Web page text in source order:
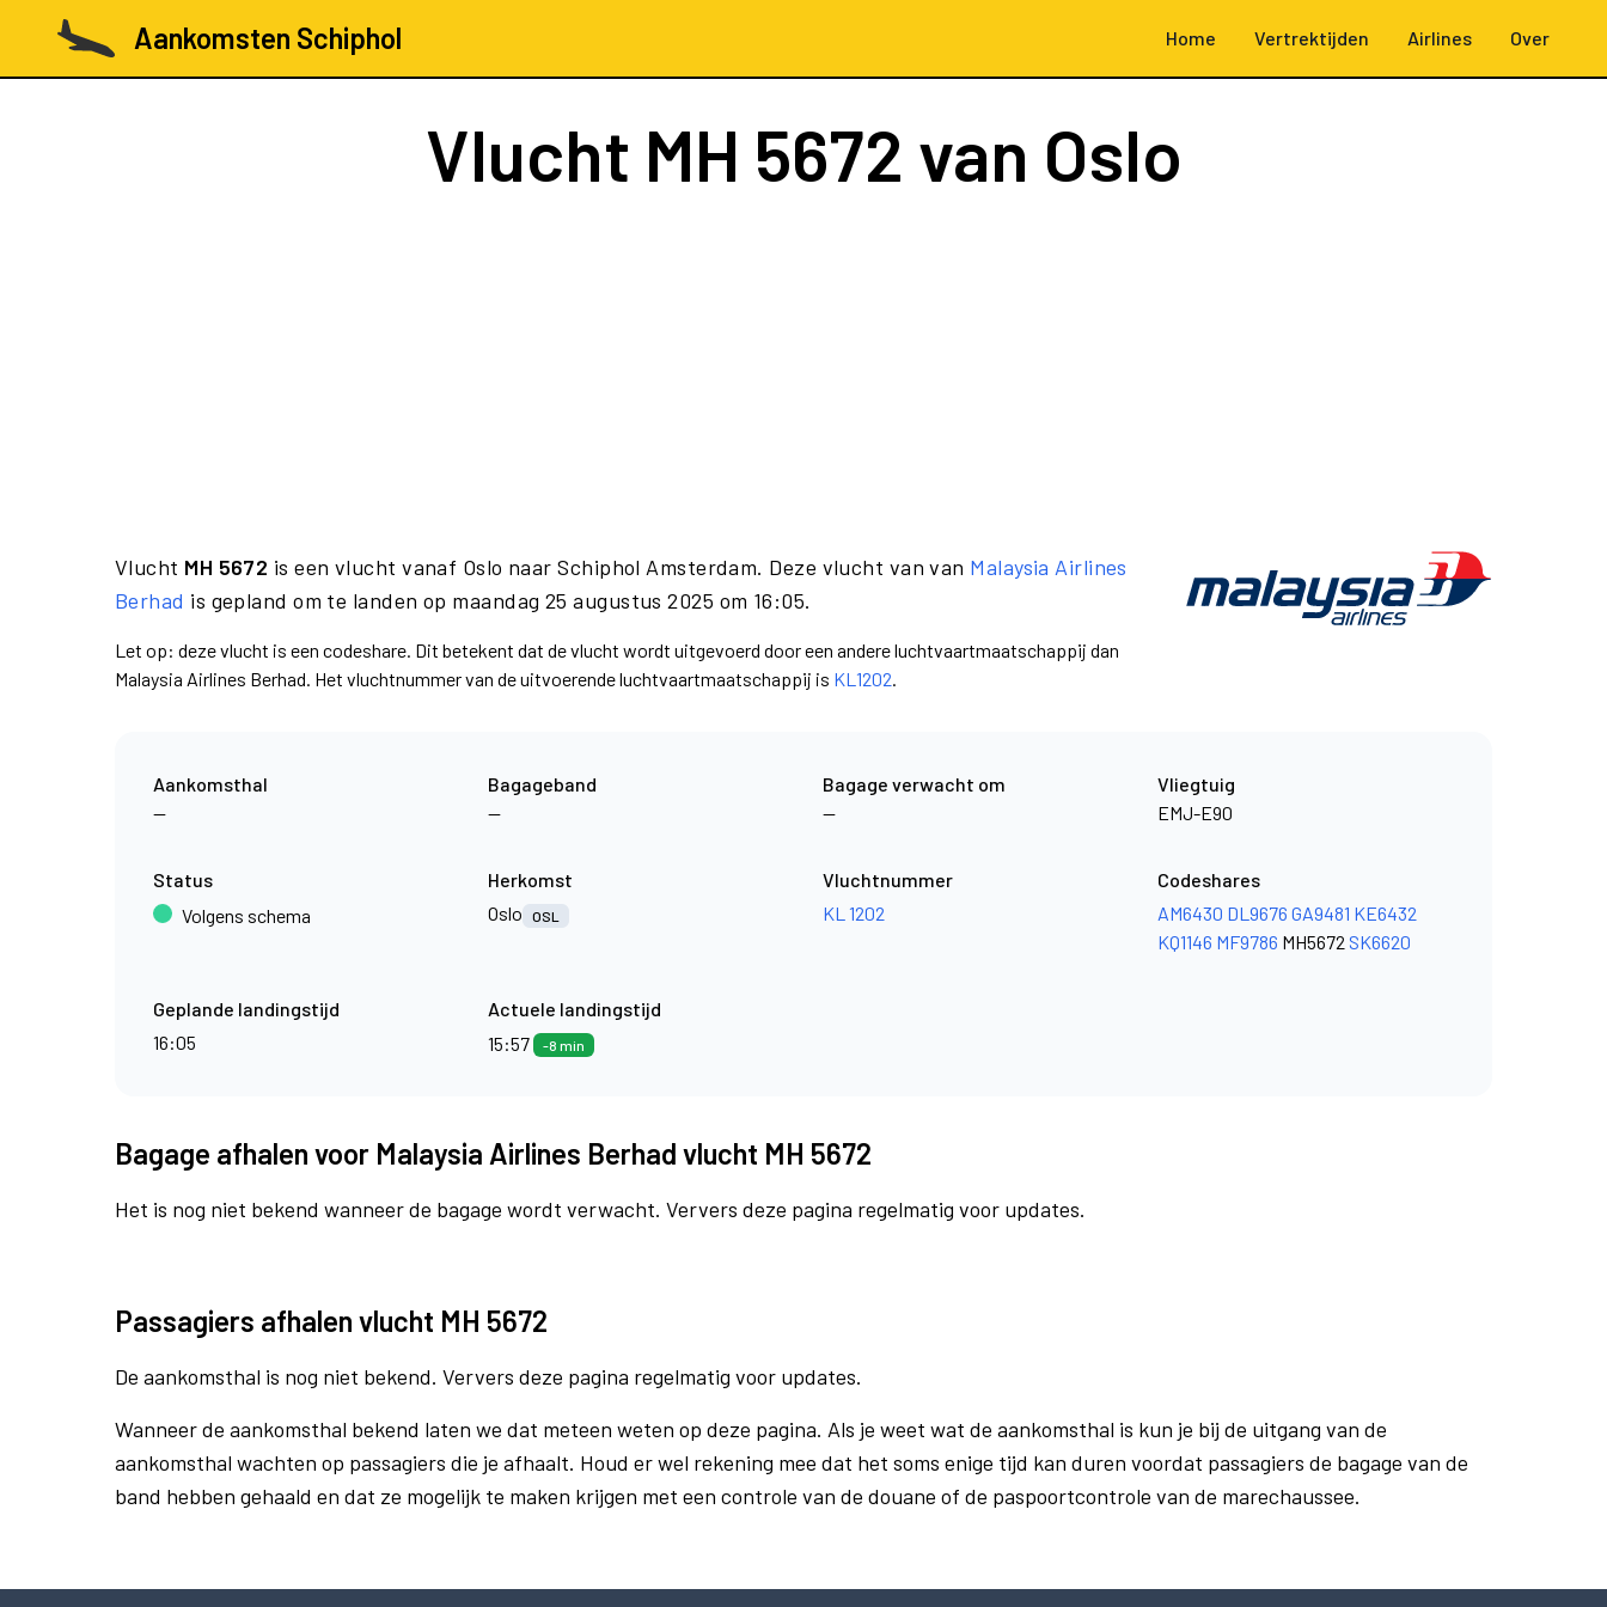
Aankomsten Schiphol Home Vertrektijden Airlines Over
Vlucht MH 5672 van Oslo
Vlucht MH 5672 is een vlucht vanaf Oslo naar Schiphol Amsterdam. Deze vlucht van van Malaysia Airlines
Berhad is gepland om te landen op maandag 25 augustus 2025 om 16:05.
Let op: deze vlucht is een codeshare. Dit betekent dat de vlucht wordt uitgevoerd door een andere luchtvaartmaatschappij dan
Malaysia Airlines Berhad. Het vluchtnummer van de uitvoerende luchtvaartmaatschappij is KL1202.
Aankomsthal
—
Bagageband
—
Bagage verwacht om
—
Vliegtuig
EMJ-E90
Status
Volgens schema
Herkomst
Oslo
OSL
Vluchtnummer
KL 1202
Codeshares
AM6430 DL9676 GA9481 KE6432
KQ1146 MF9786 MH5672 SK6620
Geplande landingstijd
16:05
Actuele landingstijd
15:57
-8 min
Bagage afhalen voor Malaysia Airlines Berhad vlucht MH 5672
Het is nog niet bekend wanneer de bagage wordt verwacht. Ververs deze pagina regelmatig voor updates.
Passagiers afhalen vlucht MH 5672
De aankomsthal is nog niet bekend. Ververs deze pagina regelmatig voor updates.
Wanneer de aankomsthal bekend laten we dat meteen weten op deze pagina. Als je weet wat de aankomsthal is kun je bij de uitgang van de
aankomsthal wachten op passagiers die je afhaalt. Houd er wel rekening mee dat het soms enige tijd kan duren voordat passagiers de bagage van de
band hebben gehaald en dat ze mogelijk te maken krijgen met een controle van de douane of de paspoortcontrole van de marechaussee.